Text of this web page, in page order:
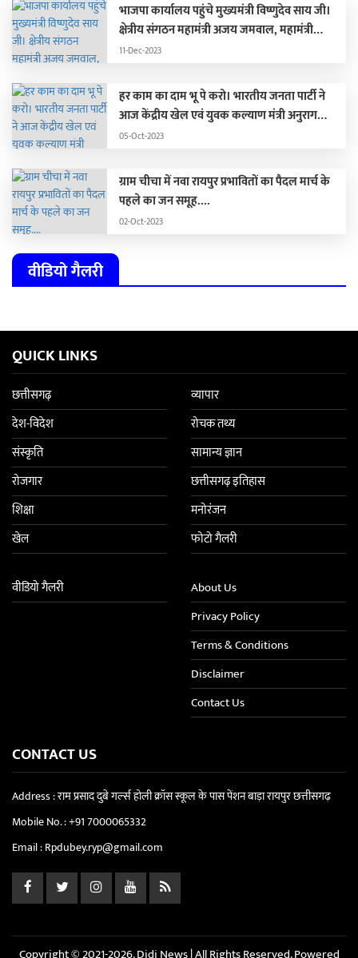
भाजपा कार्यालय पहुंचे मुख्यमंत्री विष्णुदेव साय जी।
क्षेत्रीय संगठन महामंत्री अजय जमवाल, महामंत्री
संगठन पवन साय जी पूर्व मंत्री संगठन रामप्रताप जी से
11-Dec-2023
हर काम का दाम भू पे करो। भारतीय जनता पार्टी ने
आज केंद्रीय खेल एवं युवक कल्याण मंत्री अनुराग
ठाकुर की पत्रवार्ता में भ्रष्टाचार स्कैनर लॉन्च किया। इस
बीजेपी जन-जन तक पहुंचाएगी।
05-Oct-2023
ग्राम चीचा में नवा रायपुर प्रभावितों का पैदल मार्च के
पहले का जन समूह....
02-Oct-2023
वीडियो गैलरी
QUICK LINKS
छत्तीसगढ़
देश-विदेश
संस्कृति
रोजगार
शिक्षा
खेल
व्यापार
रोचक तथ्य
सामान्य ज्ञान
छत्तीसगढ़ इतिहास
मनोरंजन
फोटो गैलरी
वीडियो गैलरी
About Us
Privacy Policy
Terms & Conditions
Disclaimer
Contact Us
CONTACT US
Address : राम प्रसाद दुबे गर्ल्स होली क्रॉस स्कूल के पास पेंशन बाड़ा रायपुर छत्तीसगढ़
Mobile No. :+91 7000065332
Email :Rpdubey.ryp@gmail.com